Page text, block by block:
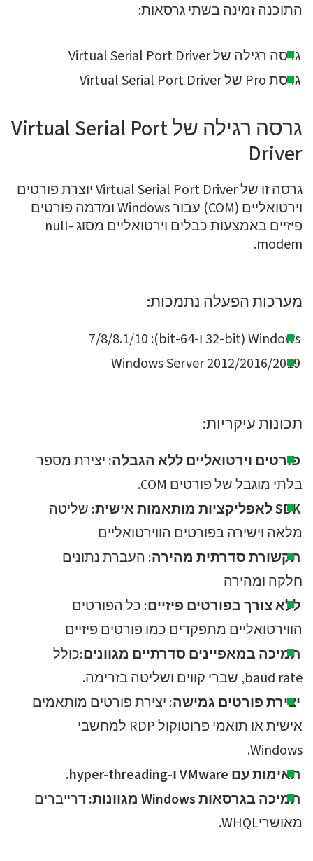
התוכנה זמינה בשתי גרסאות:
גרסה רגילה של Virtual Serial Port Driver
גרסת Pro של Virtual Serial Port Driver
גרסה רגילה של Virtual Serial Port
Driver
גרסה זו של Virtual Serial Port Driver יוצרת פורטים
וירטואליים (COM) עבור Windows ומדמה פורטים
פיזיים באמצעות כבלים וירטואליים מסוג null-
modem.
מערכות הפעלה נתמכות:
תכונות עיקריות:
פורטים וירטואליים ללא הגבלה: יצירת מספר
בלתי מוגבל של פורטים COM.
SDK לאפליקציות מותאמות אישית:
שליטה
מלאה וישירה בפורטים הווירטואליים
תקשורת סדרתית מהירה: העברת נתונים
חלקה ומהירה
ללא צורך בפורטים פיזיים: כל הפורטים
הווירטואליים מתפקדים כמו פורטים פיזיים
תמיכה במאפיינים סדרתיים מגוונים:כולל
baud rate, שברי קווים ושליטה בזרימה.
יצירת פורטים גמישה: יצירת פורטים מותאמים
אישית או תואמי פרוטוקול RDP למחשבי
Windows.
תאימות עם VMware ו-hyper-threading.
תמיכה בגרסאות Windows מגוונות:
דרייברים
מאושריWHQL.